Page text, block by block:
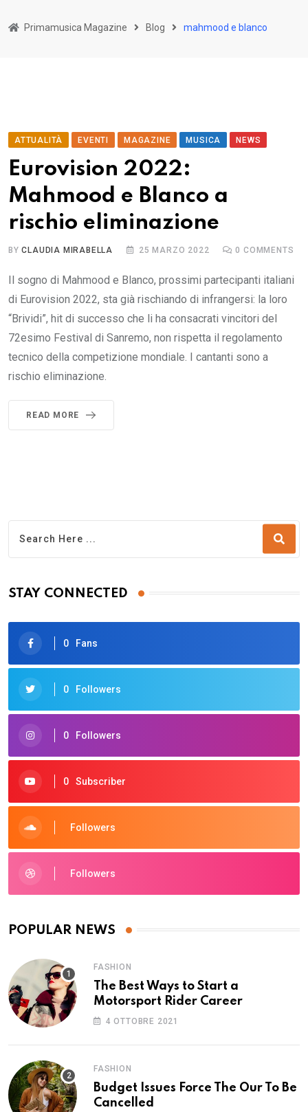
Primamusica Magazine Blog mahmood e blanco
ATTUALITÀ EVENTI MAGAZINE MUSICA NEWS
Eurovision 2022:
Mahmood e Blanco a
rischio eliminazione
BYCLAUDIA MIRABELLA 25 MARZO 2022 0 COMMENTS
Il sogno di Mahmood e Blanco, prossimi partecipanti italiani
di Eurovision 2022, sta già rischiando di infrangersi: la loro
“Brividi”, hit di successo che li ha consacrati vincitori del
72esimo Festival di Sanremo, non rispetta il regolamento
tecnico della competizione mondiale. I cantanti sono a
rischio eliminazione.
READ MORE
STAY CONNECTED
0 Fans
0 Followers
0 Followers
0 Subscriber
Followers
Followers
POPULAR NEWS
FASHION
The Best Ways to Start a
Motorsport Rider Career
4 OTTOBRE 2021
FASHION
Budget Issues Force The Our To Be
Cancelled